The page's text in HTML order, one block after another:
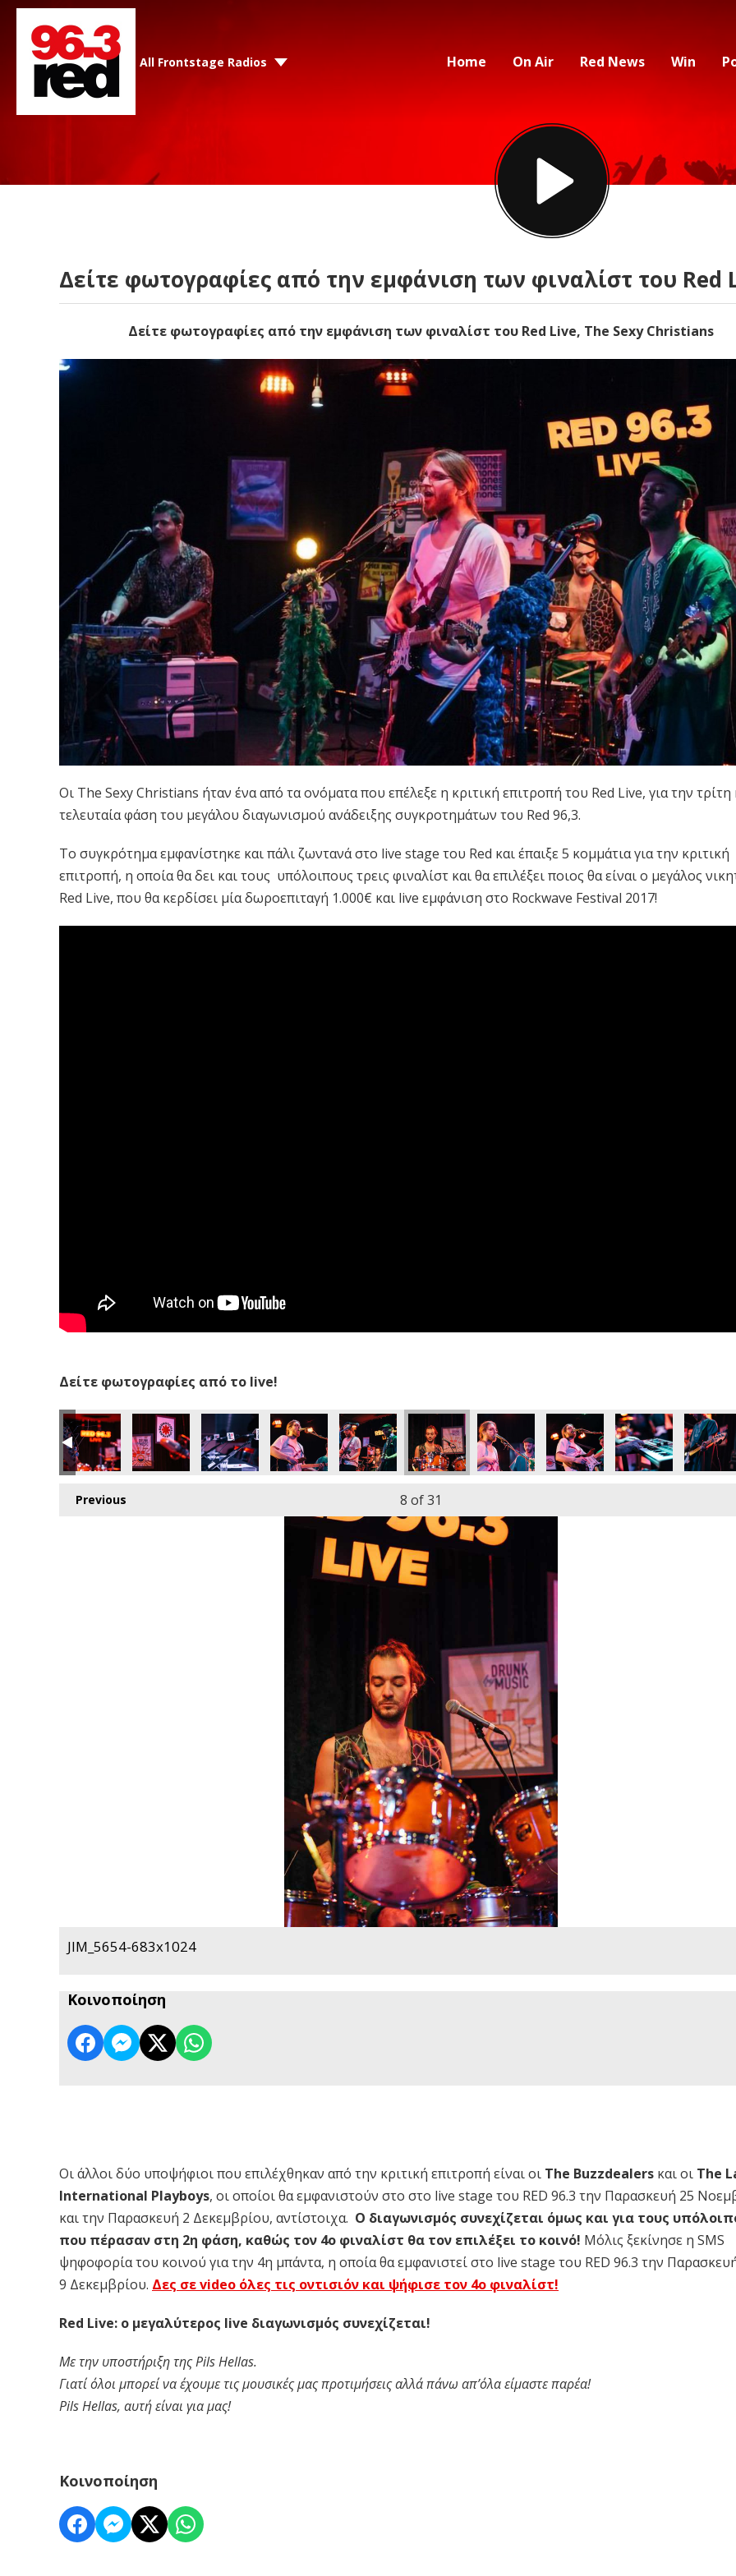
All Frontstage Radios Home On Air Red News Win
Δείτε φωτογραφίες από την εμφάνιση των φιναλίστ του Red
Δείτε φωτογραφίες από την εμφάνιση των φιναλίστ του Red Live, The Sexy Christians
Οι The Sexy Christians ήταν ένα από τα ονόματα που επέλεξε η κριτική επιτροπή του Red Live, για την τρίτη
τελευταία φάση του μεγάλου διαγωνισμού ανάδειξης συγκροτημάτων του Red 96,3.
Το συγκρότημα εμφανίστηκε και πάλι ζωντανά στο live stage του Red και έπαιξε 5 κομμάτια για την κριτική
επιτροπή, η οποία θα δει και τους υπόλοιπους τρεις φιναλίστ και θα επιλέξει ποιος θα είναι ο μεγάλος
Red Live, που θα κερδίσει μία δωροεπιταγή 1.000€ και live εμφάνιση στο Rockwave Festival 2017!
Δείτε φωτογραφίες από το live!
Previous 8 of 31
JIM_5654-683x1024
Κοινοποίηση
Οι άλλοι δύο υποψήφιοι που επιλέχθηκαν από την κριτική επιτροπή είναι οι The Buzzdealers και οι The
International Playboys, οι οποίοι θα εμφανιστούν στο στο live stage του RED 96.3 την Παρασκευή 25
και την Παρασκευή 2 Δεκεμβρίου, αντίστοιχα. Ο διαγωνισμός συνεχίζεται όμως και για τους
που πέρασαν στη 2η φάση, καθώς τον 4ο φιναλίστ θα τον επιλέξει το κοινό! Μόλις ξεκίνησε η SMS
ψηφοφορία του κοινού για την 4η μπάντα, η οποία θα εμφανιστεί στο live stage του RED 96.3 την
9 Δεκεμβρίου. Δες σε video όλες τις οντισιόν και ψήφισε τον 4ο φιναλίστ!
Red Live: ο μεγαλύτερος live διαγωνισμός συνεχίζεται!
Με την υποστήριξη της Pils Hellas.
Γιατί όλοι μπορεί να έχουμε τις μουσικές μας προτιμήσεις αλλά πάνω απ’όλα είμαστε παρέα!
Pils Hellas, αυτή είναι για μας!
Κοινοποίηση